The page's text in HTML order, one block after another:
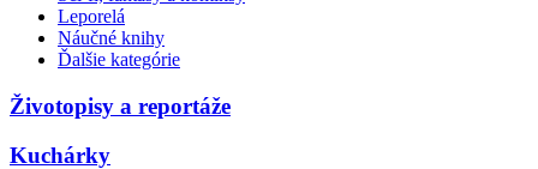
Leporelá
Náučné knihy
Ďalšie kategórie
Životopisy a reportáže
Kuchárky